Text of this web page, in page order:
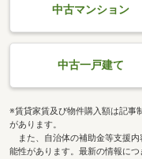
中古マンション
中古一戸建て
※賃貸家賃及び物件購入額は記事
があります。
また、自治体の補助金等支援内
能性があります。最新の情報に